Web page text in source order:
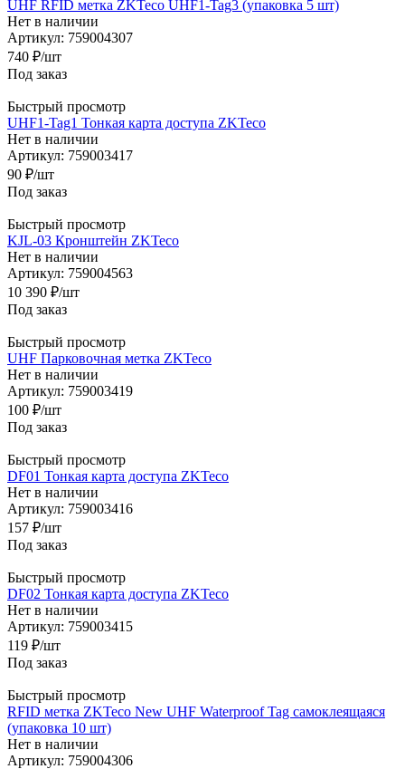
UHF RFID метка ZKTeco UHF1-Tag3 (упаковка 5 шт)
Нет в наличии
Артикул: 759004307
740 ₽/шт
Под заказ
Быстрый просмотр
UHF1-Tag1 Тонкая карта доступа ZKTeco
Нет в наличии
Артикул: 759003417
90 ₽/шт
Под заказ
Быстрый просмотр
KJL-03 Кронштейн ZKTeco
Нет в наличии
Артикул: 759004563
10 390 ₽/шт
Под заказ
Быстрый просмотр
UHF Парковочная метка ZKTeco
Нет в наличии
Артикул: 759003419
100 ₽/шт
Под заказ
Быстрый просмотр
DF01 Тонкая карта доступа ZKTeco
Нет в наличии
Артикул: 759003416
157 ₽/шт
Под заказ
Быстрый просмотр
DF02 Тонкая карта доступа ZKTeco
Нет в наличии
Артикул: 759003415
119 ₽/шт
Под заказ
Быстрый просмотр
RFID метка ZKTeco New UHF Waterproof Tag самоклеящаяся
(упаковка 10 шт)
Нет в наличии
Артикул: 759004306